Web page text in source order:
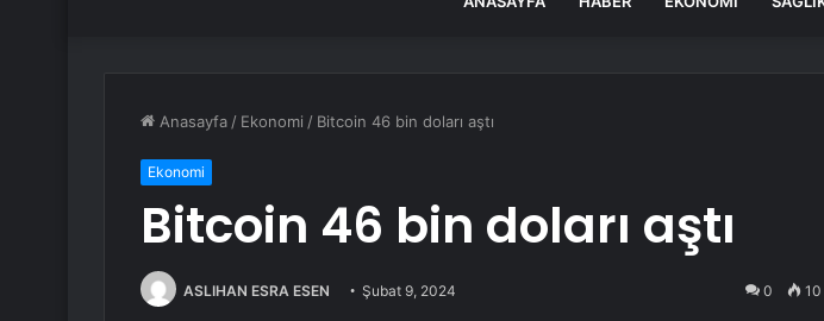
Anasayfa / Ekonomi / Bitcoin 46 bin doları aştı
Ekonomi
Bitcoin 46 bin doları aştı
ASLIHAN ESRA ESEN Şubat 9, 2024 0 10